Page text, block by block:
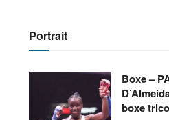
Portrait
Boxe –
boxe